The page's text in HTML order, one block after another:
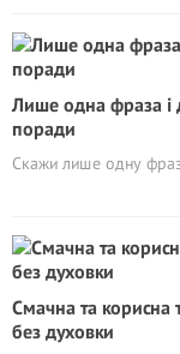
Лише одна фраза і
поради
Скажи лише одну
Смачна та корисна
без духовки